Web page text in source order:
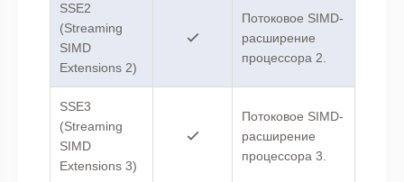
SSE2
(Streaming
SIMD
Extensions 2)
Потоковое SIMD-
расширение
процессора 2.
SSE3
(Streaming
SIMD
Extensions 3)
Потоковое SIMD-
расширение
процессора 3.